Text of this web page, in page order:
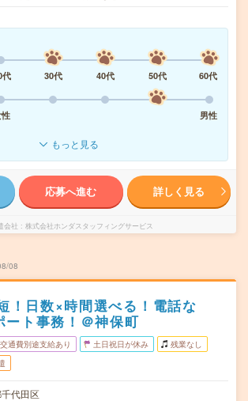
代
30代 40代 50代
60代
男性
もっと見る
応募へ進む 詳しく見る
会社 株式会社ホンダスタッフィングサービス
08
！日数×時間選べる！電話な
ート事務！＠神保町
交通費別途支給あり 土日祝日が休み 残業なし
代田区